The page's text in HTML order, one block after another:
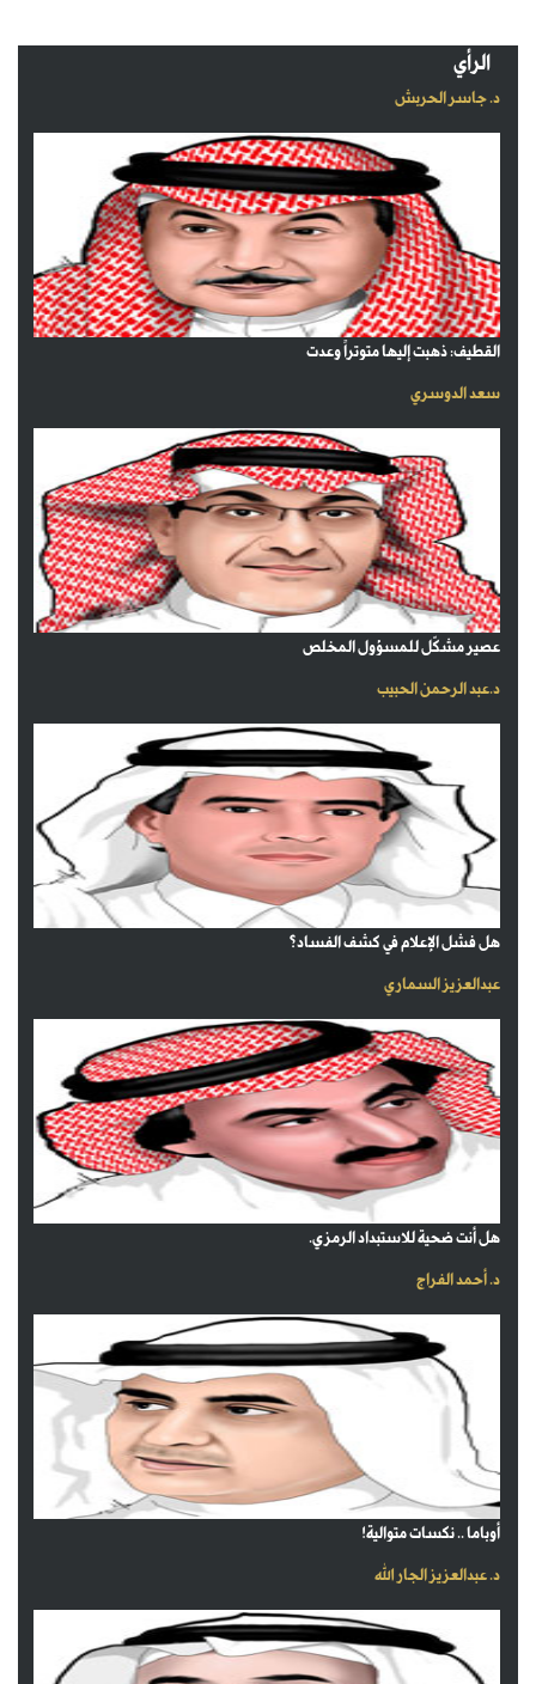
الرأي
د. جاسر الحربش
القطيف: ذهبت إليها متوتراً وعدت
سعد الدوسري
عصير مشكّل للمسؤول المخلص
د.عبد الرحمن الحبيب
هل فشل الإعلام في كشف الفساد؟
عبدالعزيز السماري
هل أنت ضحية للاستبداد الرمزي.
د. أحمد الفراج
أوباما .. نكسات متوالية!
د. عبدالعزيز الجار الله